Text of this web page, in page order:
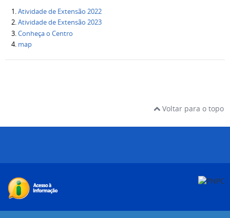
Atividade de Extensão 2022
Atividade de Extensão 2023
Conheça o Centro
map
Voltar para o topo